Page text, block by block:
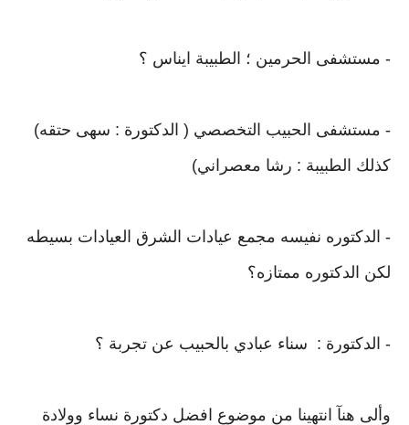
- ‫مستشفى الحرمين ؛ الطبيبة ايناس ‬؟
- مستشفى الحبيب التخصصي ( الدكتورة : سهى حتقه)
كذلك الطبيبة : رشا معصراني)
- الدكتوره نفيسه مجمع عيادات الشرق العيادات بسيطه
لكن الدكتوره ممتازه؟
- الدكتورة : سناء عبادي بالحبيب عن تجربة ؟
وألى هنآ انتهينا من موضوع افضل دكتورة نساء وولادة